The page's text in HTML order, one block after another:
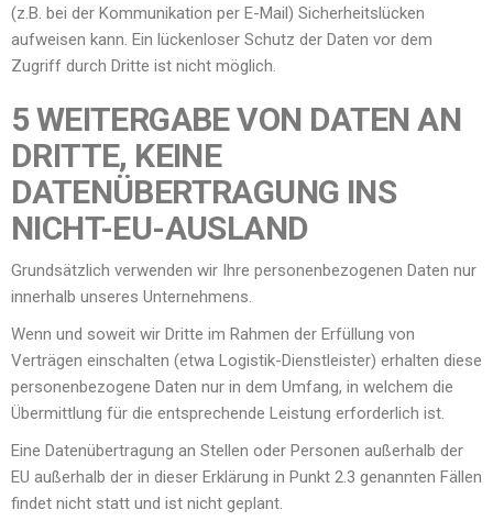
(z.B. bei der Kommunikation per E-Mail) Sicherheitslücken
aufweisen kann. Ein lückenloser Schutz der Daten vor dem
Zugriff durch Dritte ist nicht möglich.
5 WEITERGABE VON DATEN AN
DRITTE, KEINE
DATENÜBERTRAGUNG INS
NICHT-EU-AUSLAND
Grundsätzlich verwenden wir Ihre personenbezogenen Daten nur
innerhalb unseres Unternehmens.
Wenn und soweit wir Dritte im Rahmen der Erfüllung von
Verträgen einschalten (etwa Logistik-Dienstleister) erhalten diese
personenbezogene Daten nur in dem Umfang, in welchem die
Übermittlung für die entsprechende Leistung erforderlich ist.
Eine Datenübertragung an Stellen oder Personen außerhalb der
EU außerhalb der in dieser Erklärung in Punkt 2.3 genannten Fällen
findet nicht statt und ist nicht geplant.